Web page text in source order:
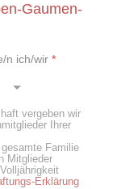
Gaumen-
n ich/wir *
vergeben wir
Ihrer
Familie
Mitglieder
Erklärung